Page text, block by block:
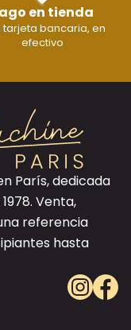
en tienda
tarjeta bancaria, en
efectivo
París, dedicada
Venta,
referencia
hasta